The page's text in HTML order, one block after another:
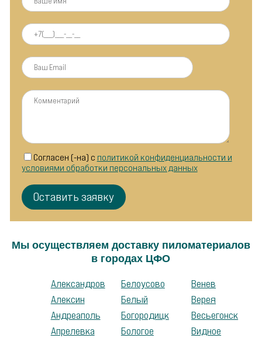
Согласен (-на) с политикой конфиденциальности и
условиями обработки персональных данных
Мы осуществляем доставку пиломатериалов
в городах ЦФО
Александров
Алексин
Андреаполь
Апрелевка
Белоусово
Белый
Богородицк
Бологое
Венев
Верея
Весьегонск
Видное